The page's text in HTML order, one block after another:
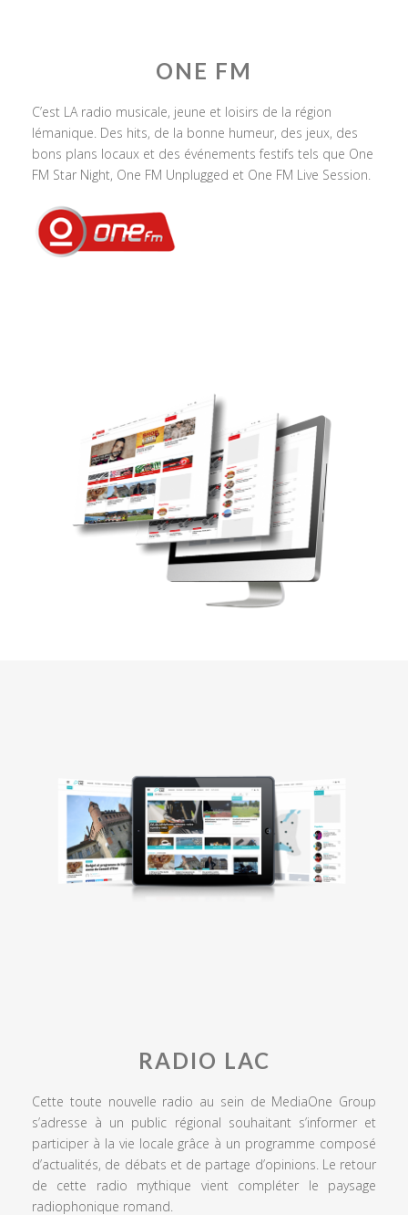
ONE FM
C’est LA radio musicale, jeune et loisirs de la région
lémanique. Des hits, de la bonne humeur, des jeux, des
bons plans locaux et des événements festifs tels que One
FM Star Night, One FM Unplugged et One FM Live Session.
RADIO LAC
Cette toute nouvelle radio au sein de MediaOne Group
s’adresse à un public régional souhaitant s’informer et
participer à la vie locale grâce à un programme composé
d’actualités, de débats et de partage d’opinions. Le retour
de cette radio mythique vient compléter le paysage
radiophonique romand.